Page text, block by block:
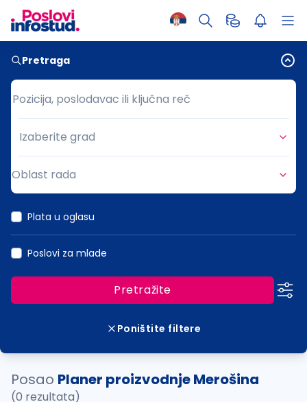
Pretraga
Pozicija, poslodavac ili ključna reč
Pozicija, poslodavac ili ključna reč
Grad
Izaberite grad
Oblast rada
Plata u oglasu
Poslovi za mlade
Pretražite
Poništite filtere
Posao Planer proizvodnje Merošina
(0 rezultata)